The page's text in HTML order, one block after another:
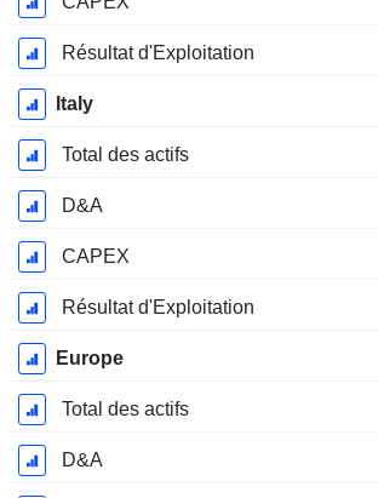
Résultat d'Exploitation
Italy
Total des actifs
D&A
CAPEX
Résultat d'Exploitation
Europe
Total des actifs
D&A